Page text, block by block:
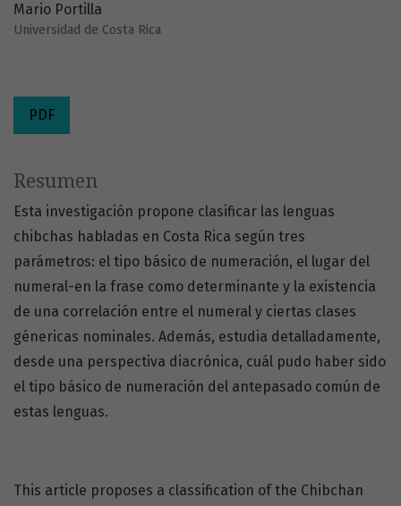
Mario Portilla
Universidad de Costa Rica
PDF
Resumen
Esta investigación propone clasificar las lenguas
chibchas habladas en Costa Rica según tres
parámetros: el tipo básico de numeración, el lugar del
numeral-en la frase como determinante y la existencia
de una correlación entre el numeral y ciertas clases
génericas nominales. Además, estudia detalladamente,
desde una perspectiva diacrónica, cuál pudo haber sido
el tipo básico de numeración del antepasado común de
estas lenguas.
This article proposes a classification of the Chibchan